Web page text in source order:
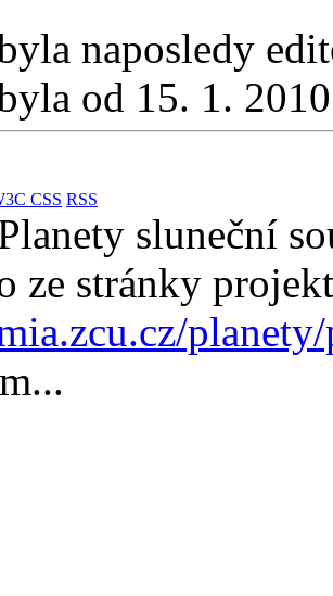
naposledy
od 15. 1.
CSS RSS
sluneční
ze stránky